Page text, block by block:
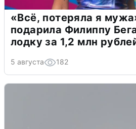
«Всё, потеряла я
подарила Филиппу
лодку за 1,2 млн
5 августа 182